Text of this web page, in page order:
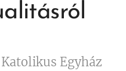
Egyház